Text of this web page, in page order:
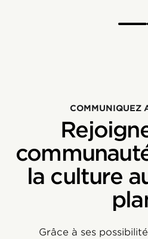
COMMUNIQUEZ
la culture
Grâce à ses